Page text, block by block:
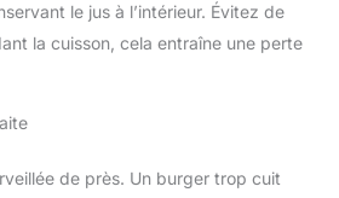
le jus à l’intérieur. Évitez de
la cuisson, cela entraîne une perte
de près. Un burger trop cuit